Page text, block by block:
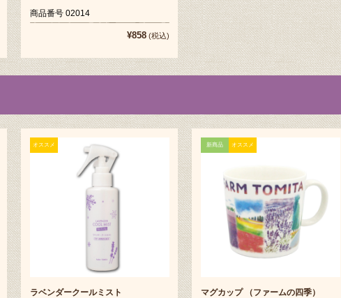
商品番号 02014
¥858 (税込)
オススメ
ラベンダークールミスト
新商品 オススメ
マグカップ （ファームの四季）